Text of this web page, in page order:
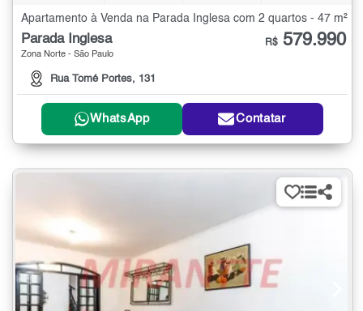
Apartamento à Venda na Parada Inglesa com 2 quartos - 47 m²
Parada Inglesa
Zona Norte - São Paulo
Rua Tomé Portes, 131
R$ 579.990
WhatsApp Contatar